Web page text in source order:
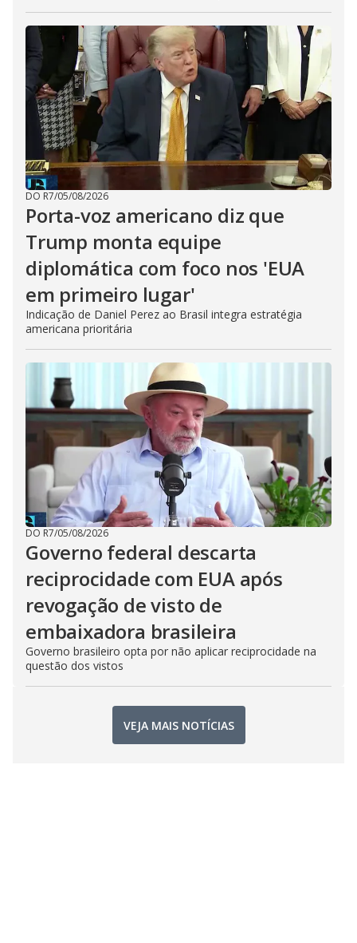
DO R7/05/08/2026
Porta-voz americano diz que
Trump monta equipe
diplomática com foco nos 'EUA
em primeiro lugar'
Indicação de Daniel Perez ao Brasil integra estratégia
americana prioritária
DO R7/05/08/2026
Governo federal descarta
reciprocidade com EUA após
revogação de visto de
embaixadora brasileira
Governo brasileiro opta por não aplicar reciprocidade na
questão dos vistos
VEJA MAIS NOTÍCIAS